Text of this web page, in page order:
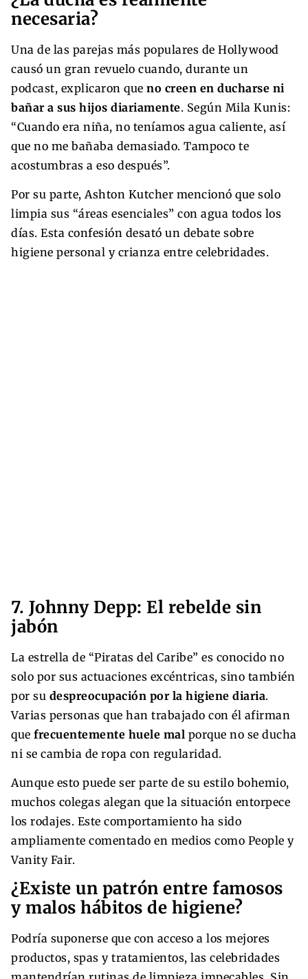
necesaria?
Una de las parejas más populares de Hollywood
causó un gran revuelo cuando, durante un
podcast, explicaron que no creen en ducharse ni
bañar a sus hijos diariamente. Según Mila Kunis:
“Cuando era niña, no teníamos agua caliente, así
que no me bañaba demasiado. Tampoco te
acostumbras a eso después”.
Por su parte, Ashton Kutcher mencionó que solo
limpia sus “áreas esenciales” con agua todos los
días. Esta confesión desató un debate sobre
higiene personal y crianza entre celebridades.
7. Johnny Depp: El rebelde sin
jabón
La estrella de “Piratas del Caribe” es conocido no
solo por sus actuaciones excéntricas, sino también
por su despreocupación por la higiene diaria.
Varias personas que han trabajado con él afirman
que frecuentemente huele mal porque no se ducha
ni se cambia de ropa con regularidad.
Aunque esto puede ser parte de su estilo bohemio,
muchos colegas alegan que la situación entorpece
los rodajes. Este comportamiento ha sido
ampliamente comentado en medios como People y
Vanity Fair.
¿Existe un patrón entre famosos
y malos hábitos de higiene?
Podría suponerse que con acceso a los mejores
productos, spas y tratamientos, las celebridades